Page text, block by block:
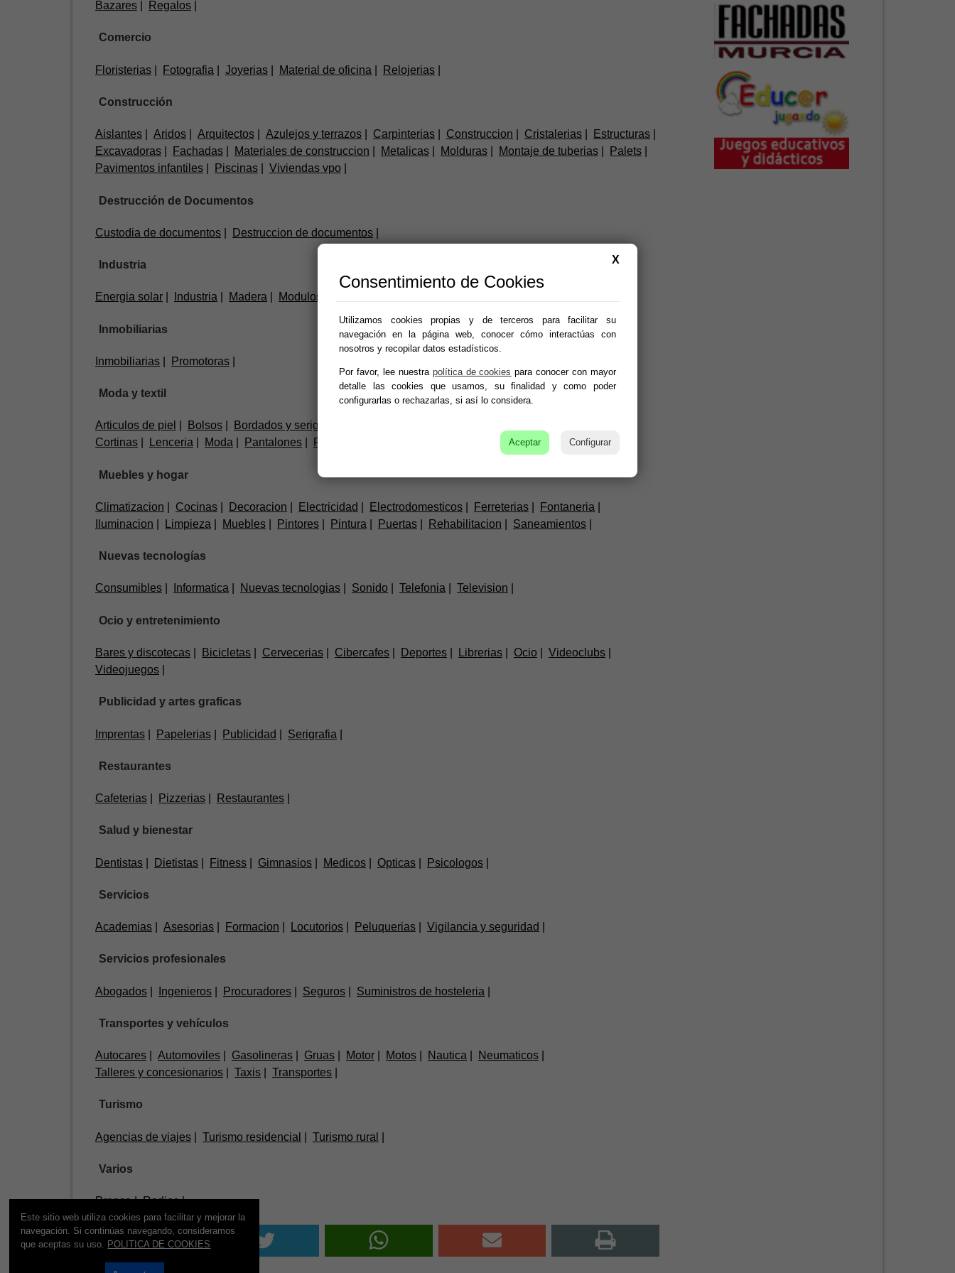
Bazares Regalos
Comercio
Floristerias Fotografia Joyerias Material de oficina Relojerias
Construcción
Aislantes Aridos Arquitectos Azulejos y terrazos Carpinterias Construccion Cristalerias
Estructuras
Excavadoras
Fachadas Materiales de construccion Metalicas Molduras Montaje de tuberias
Palets
Pavimentos infantiles
Piscinas Viviendas vpo
Destrucción de Documentos
Custodia de documentos Destruccion de documentos
Industria
Energia solar Industria Madera Modulos solares
Inmobiliarias
Inmobiliarias Promotoras
Moda y textil
Articulos de piel Bolsos Bordados y serigrafia
Cortinas
Lenceria Moda Pantalones Ropa Uniformes escolares
Muebles y hogar
Climatizacion Cocinas Decoracion Electricidad Electrodomesticos Ferreterias
Fontaneria
Iluminacion
Limpieza Muebles Pintores Pintura Puertas Rehabilitacion Saneamientos
Nuevas tecnologías
Consumibles Informatica Nuevas tecnologias Sonido Telefonia Television
Ocio y entretenimiento
Bares y discotecas Bicicletas Cervecerias Cibercafes Deportes Librerias Ocio
Videoclubs
Videojuegos
Publicidad y artes graficas
Imprentas Papelerias Publicidad Serigrafia
Restaurantes
Cafeterias Pizzerias Restaurantes
Salud y bienestar
Dentistas Dietistas Fitness Gimnasios Medicos Opticas Psicologos
Servicios
Academias Asesorias Formacion Locutorios Peluquerias Vigilancia y seguridad
Servicios profesionales
Abogados Ingenieros Procuradores Seguros Suministros de hosteleria
Transportes y vehículos
Autocares Automoviles Gasolineras Gruas Motor Motos Nautica
Neumaticos
Talleres y concesionarios
Taxis Transportes
Turismo
Agencias de viajes Turismo residencial Turismo rural
Varios
Prensa Radios
Este sitio web utiliza cookies para facilitar y mejorar la
navegación. Si continúas navegando, consideramos
que aceptas su uso. POLITICA DE COOKIES
X
Consentimiento de Cookies
Utilizamos cookies propias y de terceros para facilitar su
navegación en la página web, conocer cómo interactúas con
nosotros y recopilar datos estadísticos.
Por favor, lee nuestra política de cookies para conocer con mayor
detalle las cookies que usamos, su finalidad y como poder
configurarlas o rechazarlas, si así lo considera.
Aceptar Configurar